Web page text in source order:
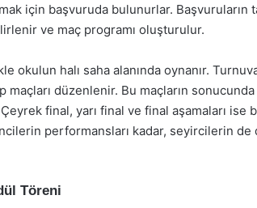
için başvuruda bulunurlar. Başvuruların
ve maç programı oluşturulur.
okulun halı saha alanında oynanır.
maçları düzenlenir. Bu maçların
final, yarı final ve final aşamaları ise
performansları kadar, seyircilerin
Töreni